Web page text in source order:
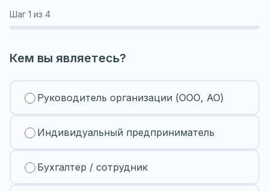
Шаг 1 из 4
Кем вы являетесь?
Руководитель организации (ООО, АО)
Индивидуальный предприниматель
Бухгалтер / сотрудник